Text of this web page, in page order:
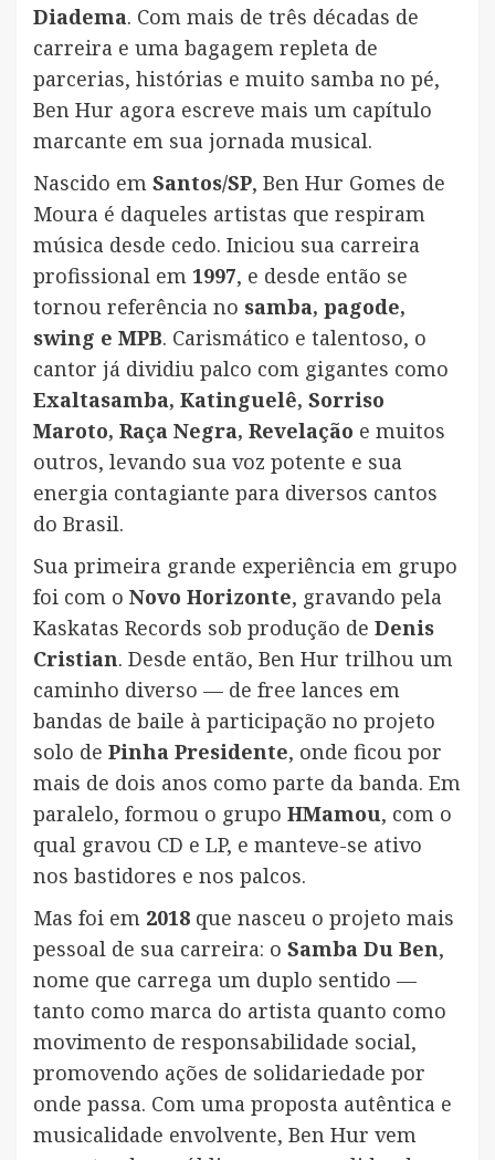
Diadema. Com mais de três décadas de
carreira e uma bagagem repleta de
parcerias, histórias e muito samba no pé,
Ben Hur agora escreve mais um capítulo
marcante em sua jornada musical.
Nascido em Santos/SP, Ben Hur Gomes de
Moura é daqueles artistas que respiram
música desde cedo. Iniciou sua carreira
profissional em 1997, e desde então se
tornou referência no samba, pagode,
swing e MPB. Carismático e talentoso, o
cantor já dividiu palco com gigantes como
Exaltasamba, Katinguelê, Sorriso
Maroto, Raça Negra, Revelação e muitos
outros, levando sua voz potente e sua
energia contagiante para diversos cantos
do Brasil.
Sua primeira grande experiência em grupo
foi com o Novo Horizonte, gravando pela
Kaskatas Records sob produção de Denis
Cristian. Desde então, Ben Hur trilhou um
caminho diverso — de free lances em
bandas de baile à participação no projeto
solo de Pinha Presidente, onde ficou por
mais de dois anos como parte da banda. Em
paralelo, formou o grupo HMamou, com o
qual gravou CD e LP, e manteve-se ativo
nos bastidores e nos palcos.
Mas foi em 2018 que nasceu o projeto mais
pessoal de sua carreira: o Samba Du Ben,
nome que carrega um duplo sentido —
tanto como marca do artista quanto como
movimento de responsabilidade social,
promovendo ações de solidariedade por
onde passa. Com uma proposta autêntica e
musicalidade envolvente, Ben Hur vem